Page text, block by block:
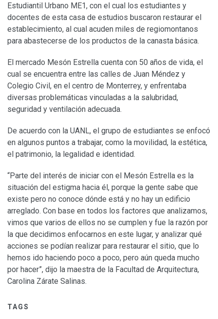
Estudiantil Urbano ME1, con el cual los estudiantes y
docentes de esta casa de estudios buscaron restaurar el
establecimiento, al cual acuden miles de regiomontanos
para abastecerse de los productos de la canasta básica.
El mercado Mesón Estrella cuenta con 50 años de vida, el
cual se encuentra entre las calles de Juan Méndez y
Colegio Civil, en el centro de Monterrey, y enfrentaba
diversas problemáticas vinculadas a la salubridad,
seguridad y ventilación adecuada.
De acuerdo con la UANL, el grupo de estudiantes se enfocó
en algunos puntos a trabajar, como la movilidad, la estética,
el patrimonio, la legalidad e identidad.
“Parte del interés de iniciar con el Mesón Estrella es la
situación del estigma hacia él, porque la gente sabe que
existe pero no conoce dónde está y no hay un edificio
arreglado. Con base en todos los factores que analizamos,
vimos que varios de ellos no se cumplen y fue la razón por
la que decidimos enfocarnos en este lugar, y analizar qué
acciones se podían realizar para restaurar el sitio, que lo
hemos ido haciendo poco a poco, pero aún queda mucho
por hacer”, dijo la maestra de la Facultad de Arquitectura,
Carolina Zárate Salinas.
TAGS